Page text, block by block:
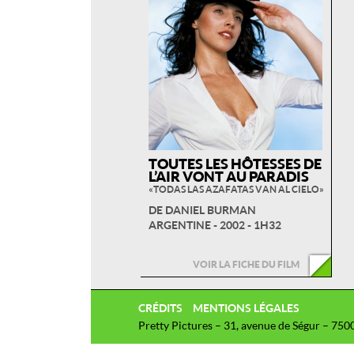
TOUTES LES HÔTESSES DE
L’AIR VONT AU PARADIS
« TODAS LAS AZAFATAS VAN AL CIELO »
DE DANIEL BURMAN
ARGENTINE - 2002 - 1H32
VOIR LA FICHE DU FILM
CRÉDITS
MENTIONS LÉGALES
Pretty Pictures – 31, avenue de Ségur –